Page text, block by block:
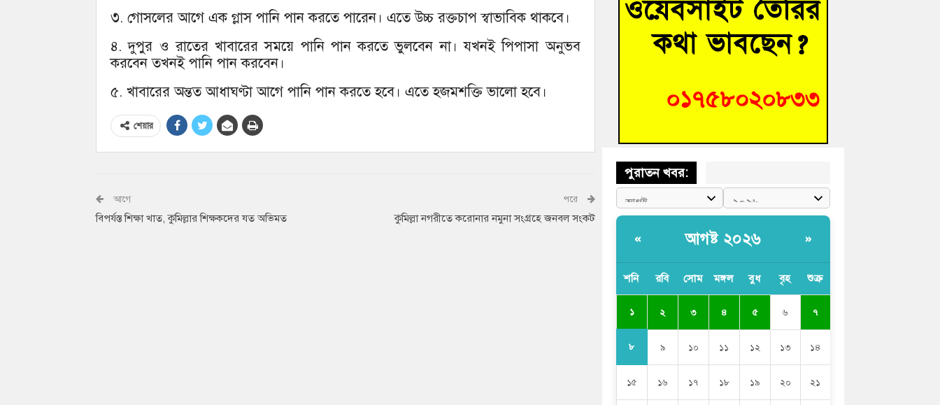
৩. গোসলের আগে এক গ্লাস পানি পান করতে পারেন। এতে উচ্চ রক্তচাপ স্বাভাবিক থাকবে।
৪. দুপুর ও রাতের খাবারের সময়ে পানি পান করতে ভুলবেন না। যখনই পিপাসা অনুভব
করবেন তখনই পানি পান করবেন।
৫. খাবারের অন্তত আধাঘণ্টা আগে পানি পান করতে হবে। এতে হজমশক্তি ভালো হবে।
শেয়ার
আগে
বিপর্যস্ত শিক্ষা খাত, কুমিল্লার শিক্ষকদের যত অভিমত
পরে
কুমিল্লা নগরীতে করোনার নমুনা সংগ্রহে জনবল সংকট
জুলাই গণঅভ্যুত্থান দিবসে কুমিল্লায় শ্রদ্ধা, র‍্যালি ও সংবর্ধনা
তনু হত্যা মামলায় গ্রেফতার সাবেক সেনা সদস্য হাফিজুর
আহত শিক্ষার্থীদের দেখতে গিয়ে মেডিকেলের ক্যান্টিনে
পুরাতন খবর:
« আগষ্ট ২০২৬ »
শনি রবি সোম মঙ্গল বুধ বৃহ শুক্র
১ ২ ৩ ৪ ৫ ৬ ৭
৮ ৯ ১০ ১১ ১২ ১৩ ১৪
১৫ ১৬ ১৭ ১৮ ১৯ ২০ ২১